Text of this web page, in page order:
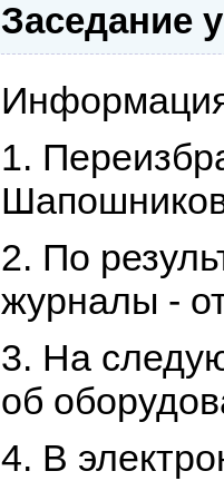
Заседание
1.
2. По
журналы -
3. На
об
4. В